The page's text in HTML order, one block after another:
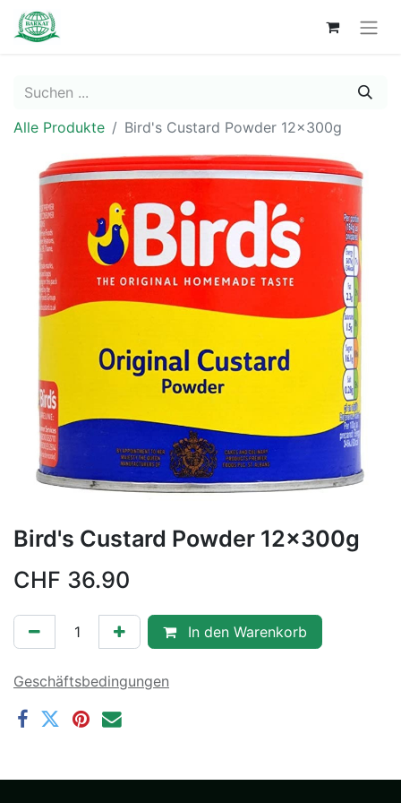
Alle Produkte Bird's Custard Powder 12x300g
Bird's Custard Powder 12x300g
CHF 36.90
In den Warenkorb
Geschäftsbedingungen